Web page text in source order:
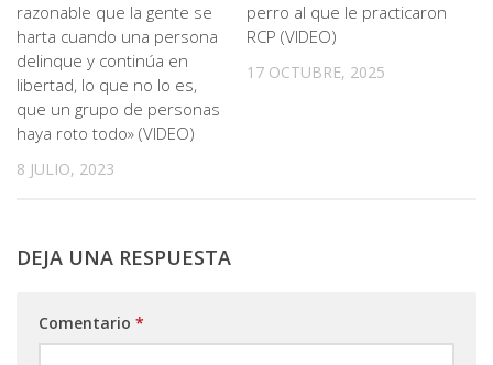
razonable que la gente se
harta cuando una persona
delinque y continúa en
libertad, lo que no lo es,
que un grupo de personas
haya roto todo» (VIDEO)
8 JULIO, 2023
perro al que le practicaron
RCP (VIDEO)
17 OCTUBRE, 2025
DEJA UNA RESPUESTA
Comentario *